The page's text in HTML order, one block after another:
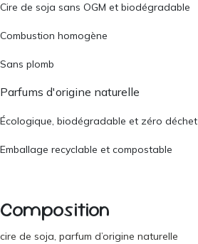
Cire de soja sans OGM et biodégradable
Combustion homogène
Sans plomb
Parfums d'origine naturelle
Écologique, biodégradable et zéro déchet
Emballage recyclable et compostable
Composition
cire de soja, parfum d’origine naturelle